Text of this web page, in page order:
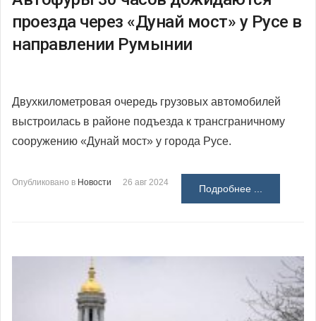
проезда через «Дунай мост» у Русе в
направлении Румынии
Двухкилометровая очередь грузовых автомобилей
выстроилась в районе подъезда к трансграничному
сооружению «Дунай мост» у города Русе.
Опубликовано в Новости 26 авг 2024
Подробнее ...